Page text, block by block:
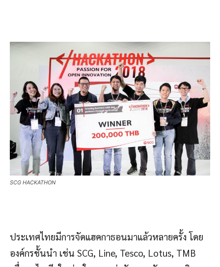
SCG HACKATHON
ประเทศไทยมีการจัดแฮคกาธอนมาแล้วหลายครั้ง โดย
องค์กรชั้นนำ เช่น SCG, Line, Tesco, Lotus, TMB